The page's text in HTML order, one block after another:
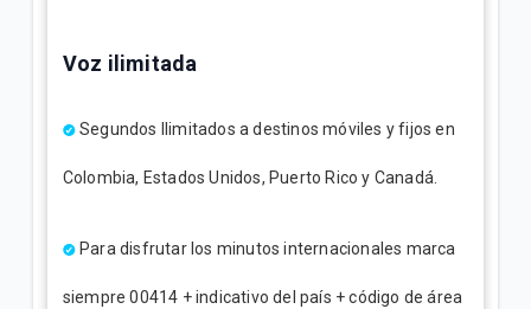
Voz ilimitada
Segundos Ilimitados a destinos móviles y fijos en
Colombia, Estados Unidos, Puerto Rico y Canadá.
Para disfrutar los minutos internacionales marca
siempre 00414 + indicativo del país + código de área